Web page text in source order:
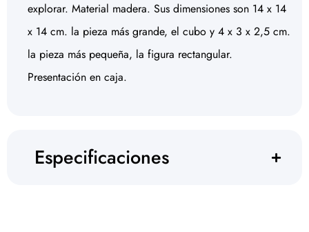
explorar. Material madera. Sus dimensiones son 14 x 14
x 14 cm. la pieza más grande, el cubo y 4 x 3 x 2,5 cm.
la pieza más pequeña, la figura rectangular.
Presentación en caja.
Especificaciones